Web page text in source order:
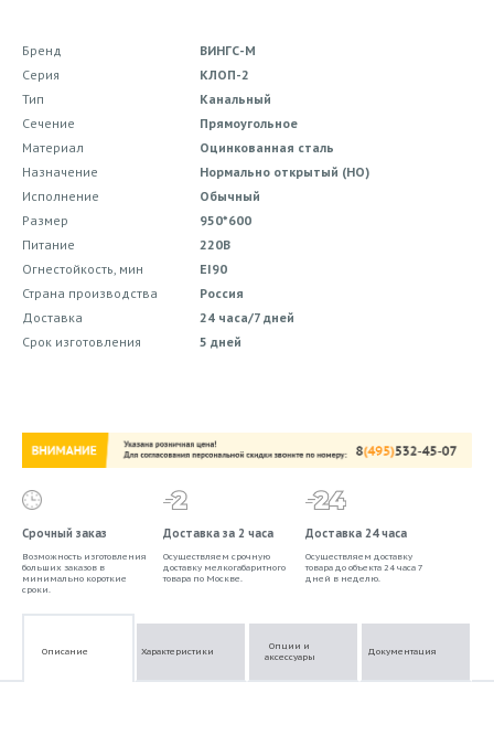
Бренд
ВИНГС-М
Серия
КЛОП-2
Тип
Канальный
Сечение
Прямоугольное
Материал
Оцинкованная сталь
Назначение
Нормально открытый (НО)
Исполнение
Обычный
Размер
950*600
Питание
220В
Огнестойкость, мин
EI90
Страна производства
Россия
Доставка
24 часа/7 дней
Срок изготовления
5 дней
Срочный заказ
Возможность изготовления
больших заказов в
минимально короткие
сроки.
Доставка за 2 часа
Осуществляем срочную
доставку мелкогабаритного
товара по Москве.
Доставка 24 часа
Осуществляем доставку
товара до объекта 24 часа 7
дней в неделю.
Описание Характеристики
Опции и
аксессуары
Документация